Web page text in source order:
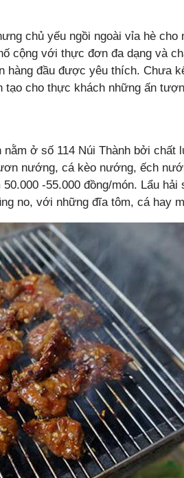
chủ yếu ngồi ngoài vỉa hè cho
cộng với thực đơn đa dạng và
hàng đầu được yêu thích. Chưa
tạo cho thực khách những ấn
ở số 114 Núi Thành bởi chất
nướng, cá kèo nướng, ếch
-55.000 đồng/món. Lẩu hải
no, với những đĩa tôm, cá hay